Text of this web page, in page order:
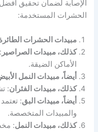
الإصابة لضمان تحقيق
الحشرات المستخدمة:
مبيدات الحشرات
كذلك، مبيدات الصراصير
الأماكن الضيقة.
أيضاً، مبيدات النمل
كذلك، مبيدات الفئران:
أيضاً، مبيدات البق:
والمبيدات المتخصصة.
كذلك، مبيدات النمل: